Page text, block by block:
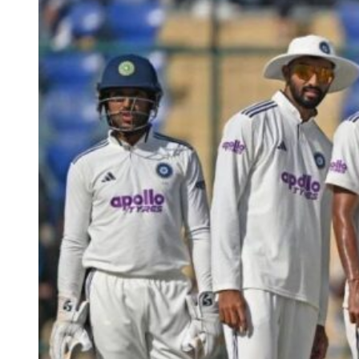
सकता हूं कि अगर मैं भारत के खिलाफ सभी मैच खेलता हूं, तो मुझे
बेहद कठिन एशेज सीरीज से पहले कुछ आराम की जरूरत होगी।”
अगर पैट कमिंस बॉर्डर-गावस्कर ट्रॉफी के बाद, एशेज सीरीज से पहले आराम का
फैसला लेते हैं तो फिर उनके IPL 2027 में नजर आने की संभावना कम ही लग
रही है। ऐसे में काव्या मारन किसी अन्य को पूर्णकालिक कप्तान बनाने का फैसला
ले सकती हैं।
कमिंस के बाहर होने पर इस खिलाड़ी को बनाया जा सकता है SRH
का परमानेंट
IPL 2027 में पैट कमिंस (Pat Cummins) नहीं खेलते हैं तो फिर काव्या मारन
SRH के परमानेंट कप्तान के रूप मेंईशान किशन
का चयन कर सकती हैं। ईशान
ने हालिया सीजन में भी पहले चरण में कप्तानी की थी, जब कमिंस फिटनेस के
कारण उपलब्ध नहीं थे। बल्ले से भी ईशान ने खुद को साबित किया है और उन्हें
घरेलू क्रिकेट में भी लीडरशिप का काफी ज्यादा अनुभव है। इसी वजह से कमिंस
के नाम वापस लेने पर अगले सीजन हैदराबाद की टीम की कमान संभालने के लिए
ईशान बड़े दावेदार होंगे।